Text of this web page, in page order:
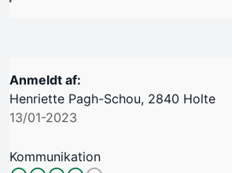
Anmeldt af:
Henriette Pagh-Schou, 2840 Holte
13/01-2023
Kommunikation